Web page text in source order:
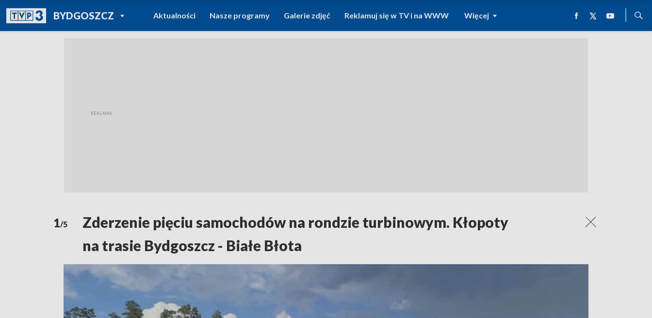
BYDGOSZCZPOWRÓT DO
TVP REGIONY
Aktualności Nasze programy Galerie zdjęć Reklamuj się w TV i na WWW Więcej
1/5
Zderzenie pięciu samochodów na rondzie turbinowym. Kłopoty
na trasie Bydgoszcz - Białe Błota